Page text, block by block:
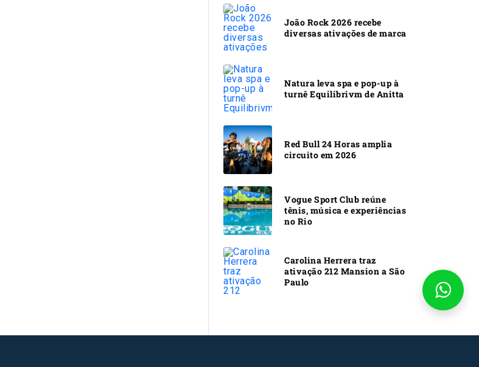
João Rock 2026 recebe
diversas ativações de marca
Natura leva spa e pop-up à
turnê Equilibrivm de Anitta
Red Bull 24 Horas amplia
circuito em 2026
Vogue Sport Club reúne
tênis, música e experiências
no Rio
Carolina Herrera traz
ativação 212 Mansion a São
Paulo